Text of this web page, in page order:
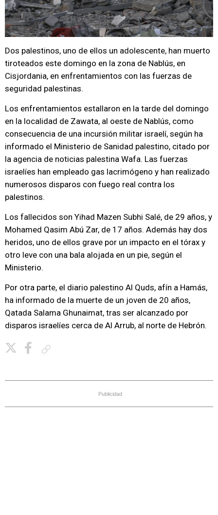
Dos palestinos, uno de ellos un adolescente, han muerto
tiroteados este domingo en la zona de Nablús, en
Cisjordania, en enfrentamientos con las fuerzas de
seguridad palestinas.
Los enfrentamientos estallaron en la tarde del domingo
en la localidad de Zawata, al oeste de Nablús, como
consecuencia de una incursión militar israelí, según ha
informado el Ministerio de Sanidad palestino, citado por
la agencia de noticias palestina Wafa. Las fuerzas
israelíes han empleado gas lacrimógeno y han realizado
numerosos disparos con fuego real contra los
palestinos.
Los fallecidos son Yihad Mazen Subhi Salé, de 29 años, y
Mohamed Qasim Abú Zar, de 17 años. Además hay dos
heridos, uno de ellos grave por un impacto en el tórax y
otro leve con una bala alojada en un pie, según el
Ministerio.
Por otra parte, el diario palestino Al Quds, afín a Hamás,
ha informado de la muerte de un joven de 20 años,
Qatada Salama Ghunaimat, tras ser alcanzado por
disparos israelíes cerca de Al Arrub, al norte de Hebrón.
Publicidad